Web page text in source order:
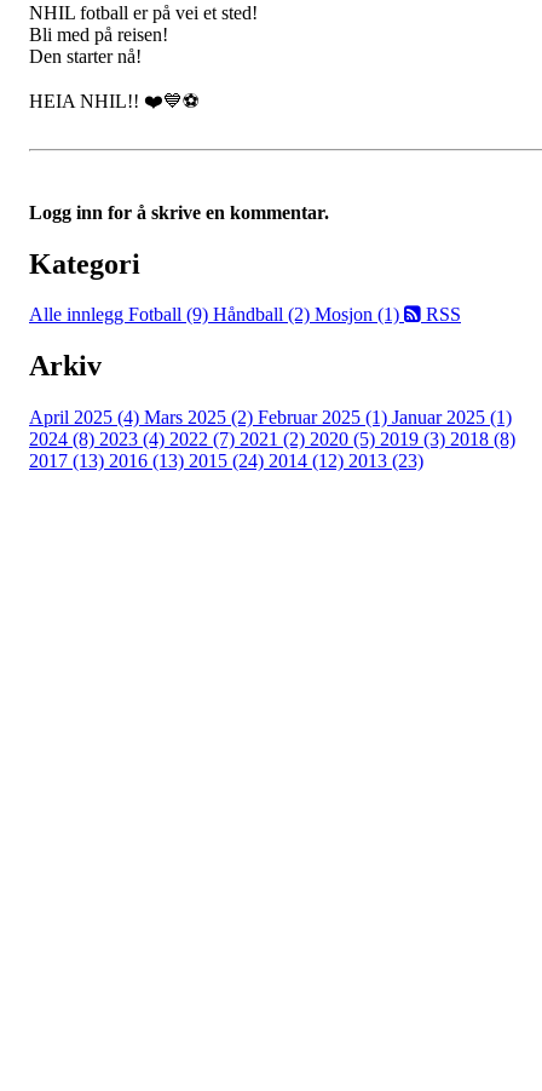
NHIL fotball er på vei et sted!
Bli med på reisen!
Den starter nå!
HEIA NHIL!! ❤️💙⚽️
Logg inn for å skrive en kommentar.
Kategori
Alle innlegg Fotball (9) Håndball (2) Mosjon (1) RSS
Arkiv
April 2025 (4) Mars 2025 (2) Februar 2025 (1) Januar 2025 (1)
2024 (8) 2023 (4) 2022 (7) 2021 (2) 2020 (5) 2019 (3) 2018 (8)
2017 (13) 2016 (13) 2015 (24) 2014 (12) 2013 (23)